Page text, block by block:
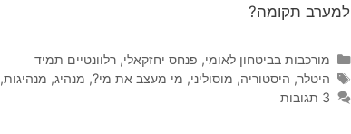
למערב תקומה?
קטגוריות
מורכבות בביטחון לאומי, פנחס יחזקאלי, רלוונטיים תמיד
תגיות
היטלר, היסטוריה, מוסוליני, מי מעצב את מי?, מנהיג, מנהיגות,
3 תגובות